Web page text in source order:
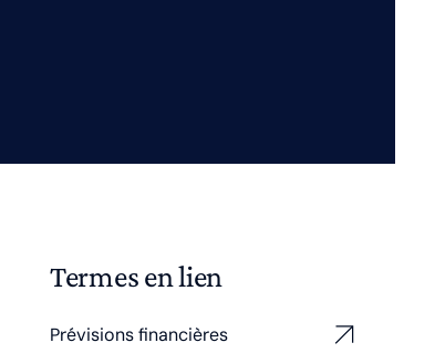
Termes en lien
Prévisions financières